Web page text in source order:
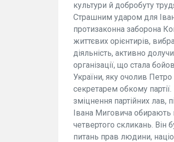
культури й добробуту
Страшним ударом для
протизаконна заборона
життєвих орієнтирів,
діяльність, активно
організації, що стала
України, яку очолив
секретарем обкому партії.
зміцнення партійних лав,
Івана Миговича обирають
четвертого скликань. Він
питань прав людини,